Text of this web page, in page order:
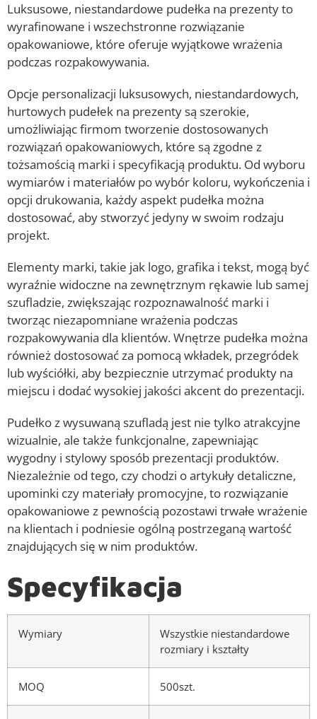
Luksusowe, niestandardowe pudełka na prezenty to
wyrafinowane i wszechstronne rozwiązanie
opakowaniowe, które oferuje wyjątkowe wrażenia
podczas rozpakowywania.
Opcje personalizacji luksusowych, niestandardowych,
hurtowych pudełek na prezenty są szerokie,
umożliwiając firmom tworzenie dostosowanych
rozwiązań opakowaniowych, które są zgodne z
tożsamością marki i specyfikacją produktu. Od wyboru
wymiarów i materiałów po wybór koloru, wykończenia i
opcji drukowania, każdy aspekt pudełka można
dostosować, aby stworzyć jedyny w swoim rodzaju
projekt.
Elementy marki, takie jak logo, grafika i tekst, mogą być
wyraźnie widoczne na zewnętrznym rękawie lub samej
szufladzie, zwiększając rozpoznawalność marki i
tworząc niezapomniane wrażenia podczas
rozpakowywania dla klientów. Wnętrze pudełka można
również dostosować za pomocą wkładek, przegródek
lub wyściółki, aby bezpiecznie utrzymać produkty na
miejscu i dodać wysokiej jakości akcent do prezentacji.
Pudełko z wysuwaną szufladą jest nie tylko atrakcyjne
wizualnie, ale także funkcjonalne, zapewniając
wygodny i stylowy sposób prezentacji produktów.
Niezależnie od tego, czy chodzi o artykuły detaliczne,
upominki czy materiały promocyjne, to rozwiązanie
opakowaniowe z pewnością pozostawi trwałe wrażenie
na klientach i podniesie ogólną postrzeganą wartość
znajdujących się w nim produktów.
Specyfikacja
Wymiary
Wszystkie niestandardowe
rozmiary i kształty
MOQ 500szt.